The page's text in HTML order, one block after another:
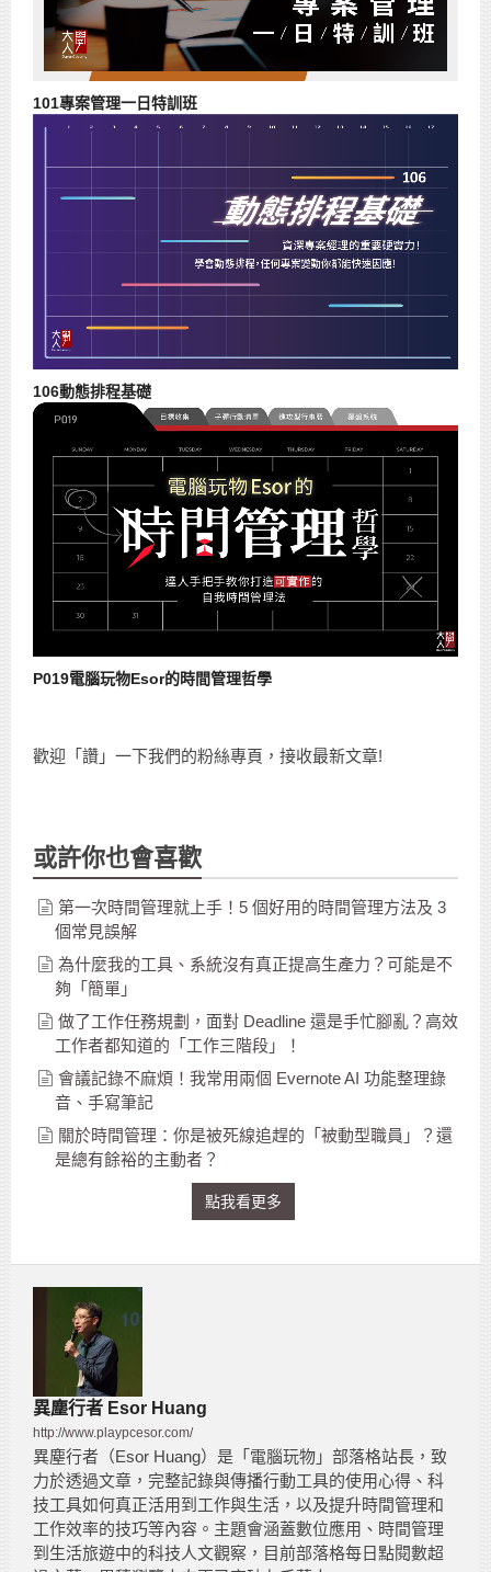
101專案管理一日特訓班
106動態排程基礎
P019電腦玩物Esor的時間管理哲學
歡迎「讚」一下我們的粉絲專頁，接收最新文章!
或許你也會喜歡
第一次時間管理就上手！5 個好用的時間管理方法及 3
個常見誤解
為什麼我的工具、系統沒有真正提高生產力？可能是不
夠「簡單」
做了工作任務規劃，面對 Deadline 還是手忙腳亂？高效
工作者都知道的「工作三階段」！
會議記錄不麻煩！我常用兩個 Evernote AI 功能整理錄
音、手寫筆記
關於時間管理：你是被死線追趕的「被動型職員」？還
是總有餘裕的主動者？
點我看更多
異塵行者 Esor Huang
http://www.playpcesor.com/
異塵行者（Esor Huang）是「電腦玩物」部落格站長，致
力於透過文章，完整記錄與傳播行動工具的使用心得、科
技工具如何真正活用到工作與生活，以及提升時間管理和
工作效率的技巧等內容。主題會涵蓋數位應用、時間管理
到生活旅遊中的科技人文觀察，目前部落格每日點閱數超